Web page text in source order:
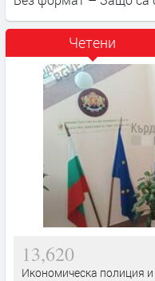
Четени
13,620
Икономическа полиция